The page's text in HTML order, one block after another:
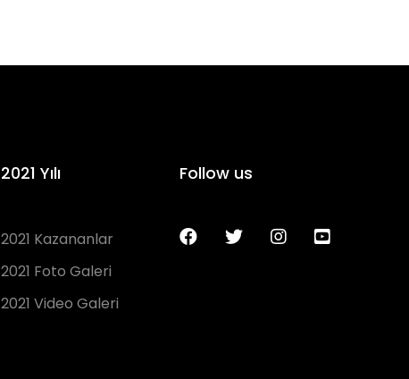
2021 Yılı
2021 Kazananlar
2021 Foto Galeri
2021 Video Galeri
Follow us